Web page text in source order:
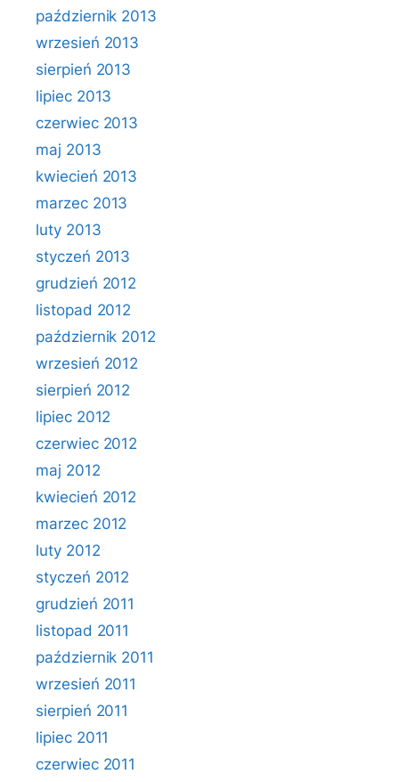
październik 2013
wrzesień 2013
sierpień 2013
lipiec 2013
czerwiec 2013
maj 2013
kwiecień 2013
marzec 2013
luty 2013
styczeń 2013
grudzień 2012
listopad 2012
październik 2012
wrzesień 2012
sierpień 2012
lipiec 2012
czerwiec 2012
maj 2012
kwiecień 2012
marzec 2012
luty 2012
styczeń 2012
grudzień 2011
listopad 2011
październik 2011
wrzesień 2011
sierpień 2011
lipiec 2011
czerwiec 2011